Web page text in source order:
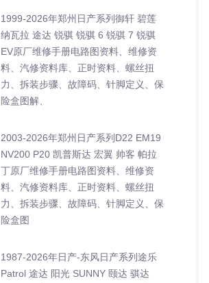
1999-2026年郑州日产系列御轩 碧莲
纳瓦拉 途达 锐骐 锐骐 6 锐骐 7 锐骐
EV原厂维修手册电路图资料、维修资
料、汽修资料库、正时资料、螺丝扭
力、拆装步骤、故障码、针脚定义、保
险盒图解、
2003-2026年郑州日产系列D22 EM19
NV200 P20 凯普斯达 宏翼 帅客 帕拉
丁原厂维修手册电路图资料、维修资
料、汽修资料库、正时资料、螺丝扭
力、拆装步骤、故障码、针脚定义、保
险盒图
1987-2026年日产-东风日产系列途乐
Patrol 途达 阳光 SUNNY 颐达 骐达